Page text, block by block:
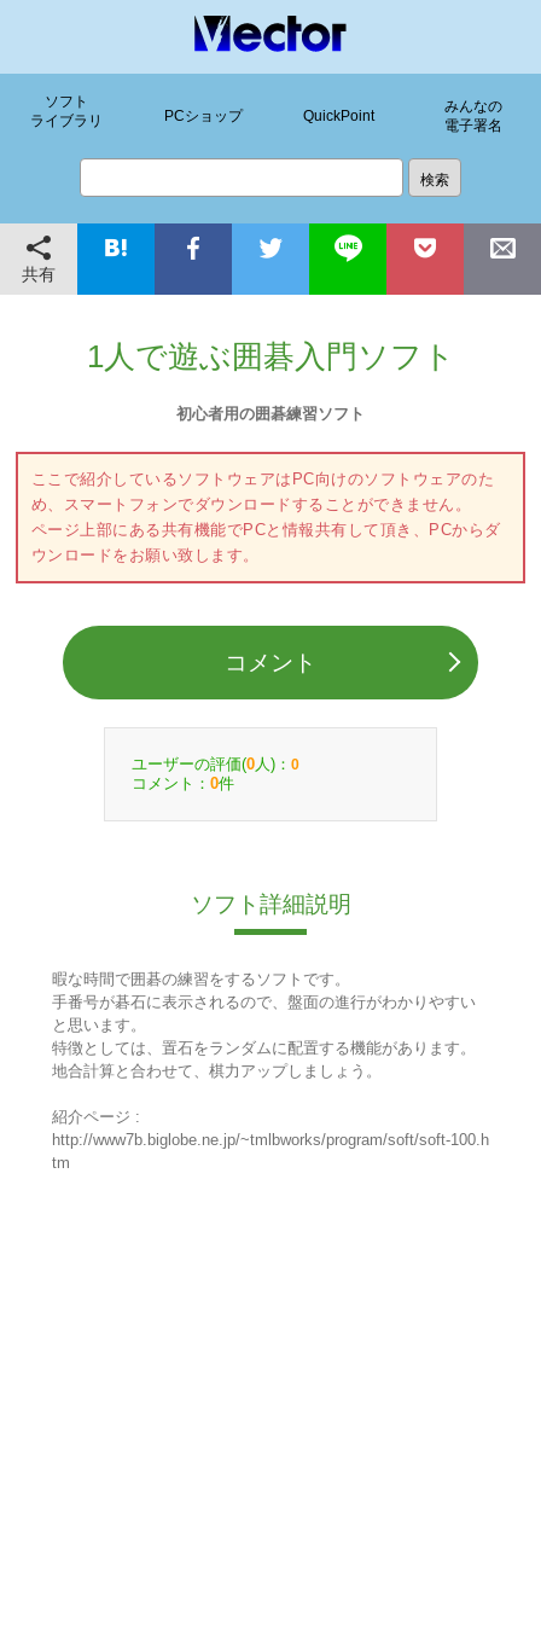
ソフト
ライブラリ
PCショップ QuickPoint
みんなの
電子署名
共有
1人で遊ぶ囲碁入門ソフト
初心者用の囲碁練習ソフト
ここで紹介しているソフトウェアはPC向けのソフトウェアのた
め、スマートフォンでダウンロードすることができません。
ページ上部にある共有機能でPCと情報共有して頂き、PCからダ
ウンロードをお願い致します。
コメント
ユーザーの評価(0 人)： 0
コメント： 0件
ソフト詳細説明
暇な時間で囲碁の練習をするソフトです。
手番号が碁石に表示されるので、盤面の進行がわかりやすい
と思います。
特徴としては、置石をランダムに配置する機能があります。
地合計算と合わせて、棋力アップしましょう。
紹介ページ :
http://www7b.biglobe.ne.jp/~tmlbworks/program/soft/soft-100.h
tm